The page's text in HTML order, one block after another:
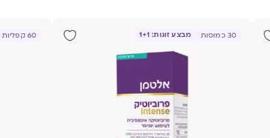
30 כמוסות מבצע זוגות: 1+1 60 קפליות